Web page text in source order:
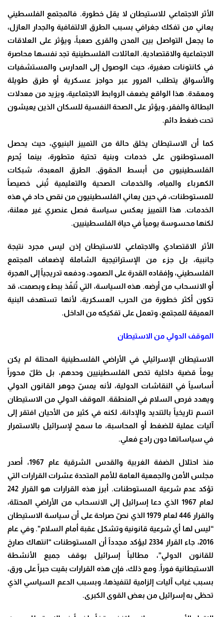
الأثر الاجتماعي للاستيطان لا يقل خطورة. فالمجتمع الفلسطيني
يعاني من تفكك جغرافي بسبب الطرق الالتفافية والجدار العازل،
ما يجعل التواصل بين المدن والقرى صعباً، ويؤثر على العلاقات
الاجتماعية والاقتصادية. العائلات الفلسطينية تجد نفسها محاصرة
في كانتونات صغيرة، حيث الوصول إلى المدارس والمستشفيات
والأسواق يتطلب المرور عبر حواجز عسكرية أو طرق طويلة
ومعقدة. هذا الواقع يضعف الروابط الاجتماعية، ويزيد من معدلات
البطالة والفقر، ويؤثر على الصحة النفسية للسكان الذين يعيشون
تحت ضغط دائم.
كما أن الاستيطان يخلق حالة من التمييز البنيوي، حيث يحصل
المستوطنون على خدمات وبنية تحتية متطورة، بينما يُحرم
الفلسطينيون من أبسط الحقوق. الطرق المعبدة، شبكات
الكهرباء والمياه، والخدمات الصحية والتعليمية تُبنى خصيصاً
للمستوطنات، في حين يعاني الفلسطينيون من نقص حاد في هذه
الخدمات. هذا التمييز يعكس سياسة فصل عنصري غير معلنة،
لكنها محسوسة يومياً في حياة الفلسطينيين.
الأثر الاقتصادي والاجتماعي للاستيطان إذن ليس مجرد نتيجة
جانبية، بل جزء من الإستراتيجية الشاملة لإضعاف المجتمع
الفلسطيني، وإفقاده القدرة على الصمود، ودفعه تدريجياً إلى الهجرة
أو الانسحاب من أرضه. هذه السياسة، التي تُنفّذ ببطء وبصمت، قد
تكون أكثر خطورة من الحرب العسكرية، لأنها تستهدف البنية
العميقة للمجتمع، وتعمل على تفكيكه من الداخل.
الموقف الدولي من الاستيطان
الاستيطان الإسرائيلي في الأراضي الفلسطينية المحتلة لم يكن
يوماً قضية داخلية تخص الفلسطينيين وحدهم، بل ظلّ محوراً
أساسياً في النقاشات الدولية، لأنه يمسّ جوهر القانون الدولي
ويهدد فرص السلام في المنطقة. الموقف الدولي من الاستيطان
اتسم تاريخياً بالتنديد والإدانة، لكنه في كثير من الأحيان افتقر إلى
آليات عملية للضغط أو المحاسبة، ما سمح لإسرائيل بالاستمرار
في سياساتها دون رادع فعلي.
منذ احتلال الضفة الغربية والقدس الشرقية عام 1967، أصدر
مجلس الأمن والجمعية العامة للأمم المتحدة عشرات القرارات التي
تؤكد عدم شرعية المستوطنات. أبرز هذه القرارات هو القرار 242
لعام 1967 الذي دعا إسرائيل إلى الانسحاب من الأراضي المحتلة،
والقرار 446 لعام 1979 الذي نصّ صراحة على أن سياسة الاستيطان
“ليس لها أي شرعية قانونية وتشكل عقبة أمام السلام”. وفي عام
2016، جاء القرار 2334 ليؤكد مجدداً أن المستوطنات “انتهاك صارخ
للقانون الدولي”، مطالباً إسرائيل بوقف جميع الأنشطة
الاستيطانية فوراً. ومع ذلك، فإن هذه القرارات بقيت حبراً على ورق،
بسبب غياب آليات إلزامية لتنفيذها، وبسبب الدعم السياسي الذي
تحظى به إسرائيل من بعض القوى الكبرى.